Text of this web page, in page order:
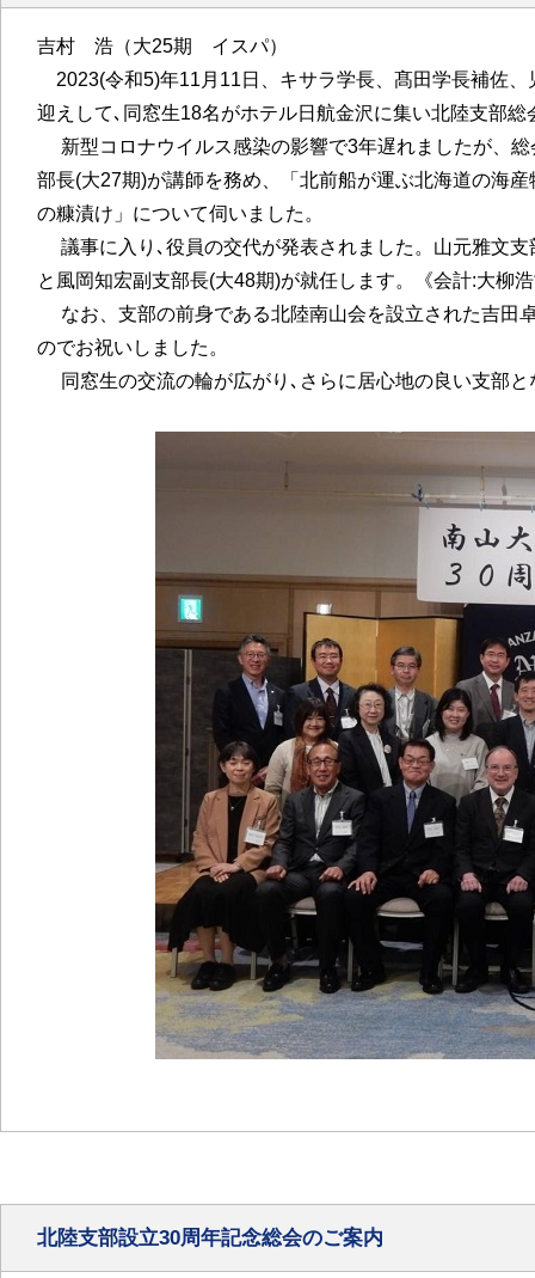
吉村 浩（大25期 イスパ）
2023(令和5)年11月11日、キサラ学長、髙田学長補佐
迎えして､同窓生18名がホテル日航金沢に集い北陸支部総
新型コロナウイルス感染の影響で3年遅れましたが、
部長(大27期)が講師を務め、「北前船が運ぶ北海道の海
の糠漬け」について伺いました。
議事に入り､役員の交代が発表されました。山元雅文
と風岡知宏副支部長(大48期)が就任します。《会計:大柳
なお、支部の前身である北陸南山会を設立された吉田
のでお祝いしました。
同窓生の交流の輪が広がり､さらに居心地の良い支部と
北陸支部設立30周年記念総会のご案内